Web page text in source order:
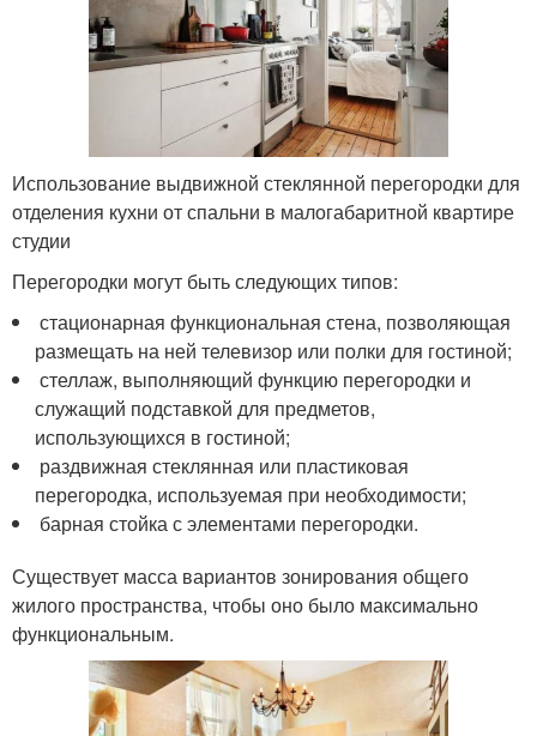
Использование выдвижной стеклянной перегородки для
отделения кухни от спальни в малогабаритной квартире
студии
Перегородки могут быть следующих типов:
стационарная функциональная стена, позволяющая
размещать на ней телевизор или полки для гостиной;
стеллаж, выполняющий функцию перегородки и
служащий подставкой для предметов,
использующихся в гостиной;
раздвижная стеклянная или пластиковая
перегородка, используемая при необходимости;
барная стойка с элементами перегородки.
Существует масса вариантов зонирования общего
жилого пространства, чтобы оно было максимально
функциональным.